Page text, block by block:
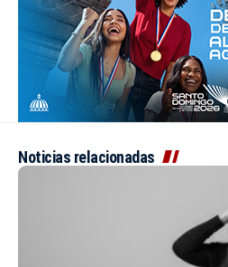
Noticias relacionadas